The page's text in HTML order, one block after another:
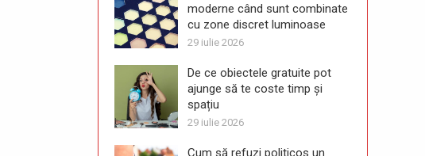
moderne când sunt combinate
cu zone discret luminoase
29 iulie 2026
De ce obiectele gratuite pot
ajunge să te coste timp și
spațiu
29 iulie 2026
Cum să refuzi politicos un